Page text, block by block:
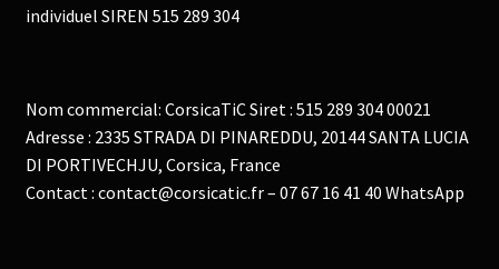
individuel SIREN 515 289 304
Nom commercial: CorsicaTiC Siret : 515 289 304 00021
Adresse : 2335 STRADA DI PINAREDDU, 20144 SANTA LUCIA
DI PORTIVECHJU, Corsica, France
Contact : contact@corsicatic.fr – 07 67 16 41 40 WhatsApp